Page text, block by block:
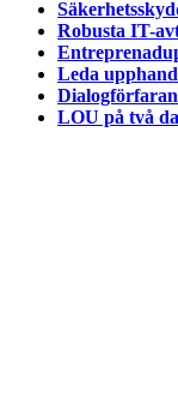
Robusta IT-
Leda
LOU på två